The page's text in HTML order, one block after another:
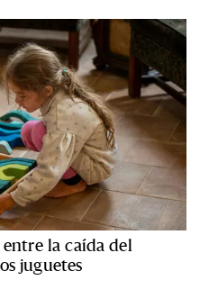
la caída del
juguetes